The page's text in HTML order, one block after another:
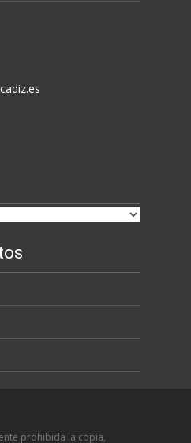
prohibida la copia,